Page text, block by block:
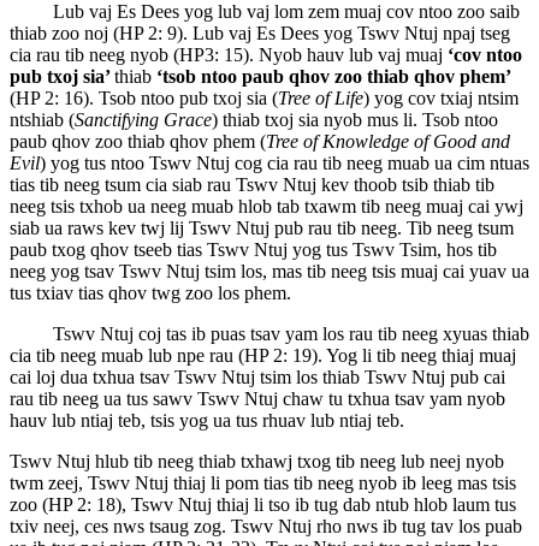
Lub vaj Es Dees yog lub vaj lom zem muaj cov ntoo zoo saib
thiab zoo noj (HP 2: 9). Lub vaj Es Dees yog Tswv Ntuj npaj tseg
cia rau tib neeg nyob (HP3: 15). Nyob hauv lub vaj muaj ‘cov ntoo
pub txoj sia’thiab ‘tsob ntoo paub qhov zoo thiab qhov phem’
(HP 2: 16). Tsob ntoo pub txoj sia (Tree of Life) yog cov txiaj ntsim
ntshiab (Sanctifying Grace) thiab txoj sia nyob mus li. Tsob ntoo
paub qhov zoo thiab qhov phem (Tree of Knowledge of Good and
Evil) yog tus ntoo Tswv Ntuj cog cia rau tib neeg muab ua cim ntuas
tias tib neeg tsum cia siab rau Tswv Ntuj kev thoob tsib thiab tib
neeg tsis txhob ua neeg muab hlob tab txawm tib neeg muaj cai ywj
siab ua raws kev twj lij Tswv Ntuj pub rau tib neeg. Tib neeg tsum
paub txog qhov tseeb tias Tswv Ntuj yog tus Tswv Tsim, hos tib
neeg yog tsav Tswv Ntuj tsim los, mas tib neeg tsis muaj cai yuav ua
tus txiav tias qhov twg zoo los phem.
Tswv Ntuj coj tas ib puas tsav yam los rau tib neeg xyuas thiab
cia tib neeg muab lub npe rau (HP 2: 19). Yog li tib neeg thiaj muaj
cai loj dua txhua tsav Tswv Ntuj tsim los thiab Tswv Ntuj pub cai
rau tib neeg ua tus sawv Tswv Ntuj chaw tu txhua tsav yam nyob
hauv lub ntiaj teb, tsis yog ua tus rhuav lub ntiaj teb.
Tswv Ntuj hlub tib neeg thiab txhawj txog tib neeg lub neej nyob
twm zeej, Tswv Ntuj thiaj li pom tias tib neeg nyob ib leeg mas tsis
zoo (HP 2: 18), Tswv Ntuj thiaj li tso ib tug dab ntub hlob laum tus
txiv neej, ces nws tsaug zog. Tswv Ntuj rho nws ib tug tav los puab